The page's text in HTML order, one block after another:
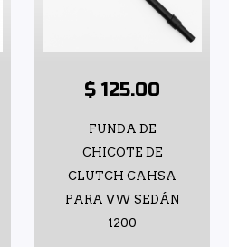
$ 125.00
FUNDA DE
CHICOTE DE
CLUTCH CAHSA
PARA VW SEDÁN
1200